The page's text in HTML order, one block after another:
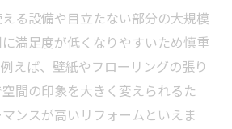
る設備や目立たない部分の大規模
満足度が低くなりやすいため慎重
えば、壁紙やフローリングの張り
間の印象を大きく変えられるた
ンスが高いリフォームといえま